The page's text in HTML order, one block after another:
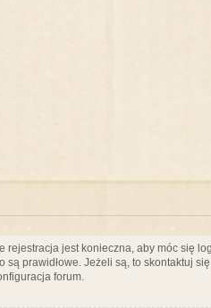
rejestracja jest konieczna, aby móc się
są prawidłowe. Jeżeli są, to skontaktuj
forum.